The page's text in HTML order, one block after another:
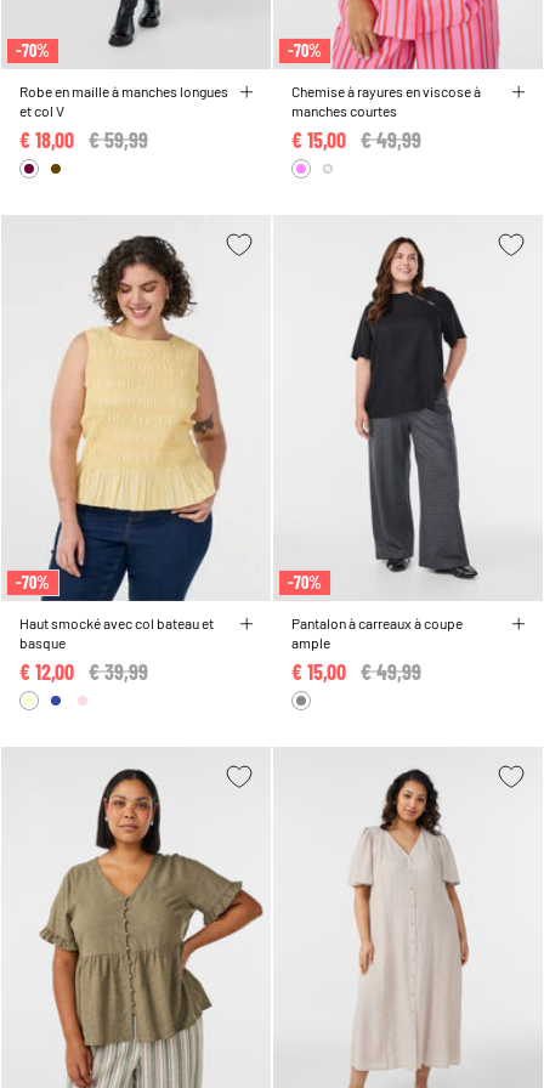
-70%
Robe en maille à manches longues
et col V
Price reduced from
€ 59,99
€ 18,00
-70%
Chemise à rayures en viscose à
manches courtes
Price reduced from
€ 49,99
€ 15,00
-70%
Haut smocké avec col bateau et
basque
Price reduced from
€ 39,99
€ 12,00
-70%
Pantalon à carreaux à coupe
ample
Price reduced from
€ 49,99
€ 15,00